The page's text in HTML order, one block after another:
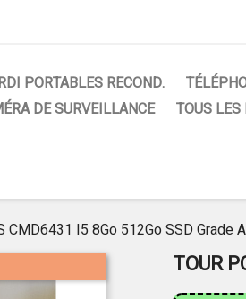
PORTABLES RECOND.
DE SURVEILLANCE TOUS
CMD6431 I5 8Go 512Go SSD Grade A
TOUR